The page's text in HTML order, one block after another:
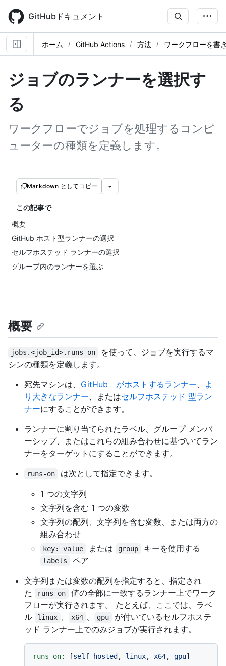
main
content
GitHubドキュメント
ホーム GitHub Actions 方法 ワークフローを書
ジョブのランナーを選択す
る
ワークフローでジョブを処理するコンピ
ューターの種類を定義します。
Markdown としてコピー
この記事で
概要
GitHub ホスト型ランナーの選択
セルフホステッド ランナーの選択
グループ内のランナーを選ぶ
概要
jobs.<job_id>.runs-on
を使って、ジョブを実行するマ
シンの種類を定義します。
宛先マシンは、 GitHub がホストするランナー、 よ
り大きなランナー、またはセルフホステッド 型ラン
ナーにすることができます。
ランナーに割り当てられたラベル、グループ メンバ
ーシップ、またはこれらの組み合わせに基づいてラン
ナーをターゲットにすることができます。
runs-on
は次として指定できます。
1 つの文字列
文字列を含む 1 つの変数
文字列の配列、文字列を含む変数、または両方の
組み合わせ
key: value または group キーを使用する
labels
ペア
文字列または変数の配列を指定すると、指定され
た
runs-on
値の全部に一致するランナー上でワーク
フローが実行されます。 たとえば、ここでは、ラベ
ル
linux 、 x64 、 gpu
が付いているセルフホステ
ッド ランナー上でのみジョブが実行されます。
runs-on: [self-hosted , linux, x64, gpu